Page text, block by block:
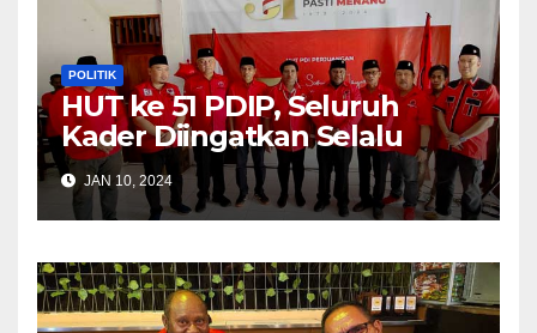
POLITIK
HUT ke 51 PDIP, Seluruh
Kader Diingatkan Selalu
Komunikasi Dengan
Masyarakat
JAN 10, 2024